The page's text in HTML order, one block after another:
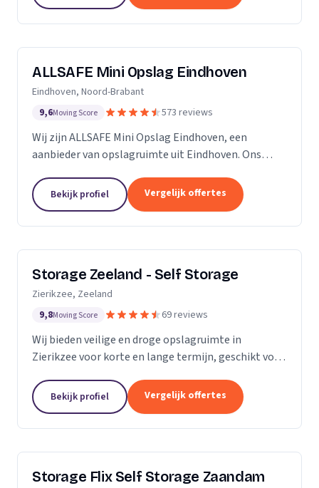
ALLSAFE Mini Opslag Eindhoven
Eindhoven, Noord-Brabant
9,6Moving Score 573 reviews
Wij zijn ALLSAFE Mini Opslag Eindhoven, een
aanbieder van opslagruimte uit Eindhoven. Ons
Bekijk profiel Vergelijk offertes
Storage Zeeland - Self Storage
Zierikzee, Zeeland
9,8Moving Score 69 reviews
Wij bieden veilige en droge opslagruimte in
Zierikzee voor korte en lange termijn, geschikt voor
Bekijk profiel Vergelijk offertes
Storage Flix Self Storage Zaandam